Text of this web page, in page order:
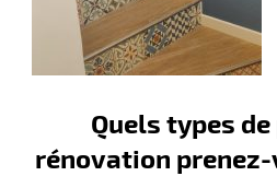
Quels types
rénovation prenez-